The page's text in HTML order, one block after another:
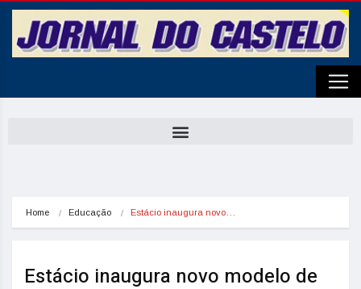
Home Educação Estácio inaugura novo…
Estácio inaugura novo modelo de